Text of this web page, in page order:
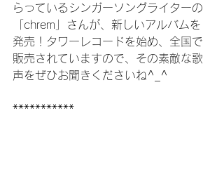
らっているシンガーソングライターの
「chrem」さんが、新しいアルバムを
発売！タワーレコードを始め、全国で
販売されていますので、その素敵な歌
声をぜひお聞きくださいね^_^
***********